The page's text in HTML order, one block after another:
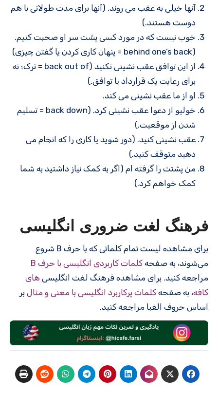
آنها خیلی به عقب می روند. (آنها برای مدت طولانی با هم
دوست هستند.)
خوب نیست که در مورد کسی پشت سر او صحبت کنیم.
(behind one’s back = پنهان کاری کردن یا گفتن چیزی)
از این توافق عقب نشینی نکنید (back out of = ترک؛ نه
برای رعایت یک قرارداد یا توافق.)
او از ما عقب نشینی می کند.
خولیو از دعوا عقب نشینی کرد. (back down = تسلیم
شدن از موقعیت.)
عقب نشینی کنید. (دور شوید یا کاری را که انجام می
دهید متوقف کنید.)
من پشتت را گرفته ام (اگر به کمک نیاز داشتید به شما
کمک خواهم کرد.)
فرهنگ لغت ضروری انگلیسی
برای مشاهده لیست تمام کلماتی که با حرف B شروع
می‌شوند، به صفحه کلمات کاربردی انگلیسی با حرف B
مراجعه کنید. برای مشاهده فرهنگ لغت انگلیسی های
کافه، به صفحه کلمات پرکاربرد انگلیسی با معنی و مثال بر
اساس حروف الفبا مراجعه کنید.